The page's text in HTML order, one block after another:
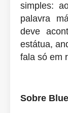
simples:
palavra
deve
estátua,
fala só em
Sobre